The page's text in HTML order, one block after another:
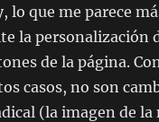
lo que me parece
la personalización
de la página.
casos, no son
(la imagen de la